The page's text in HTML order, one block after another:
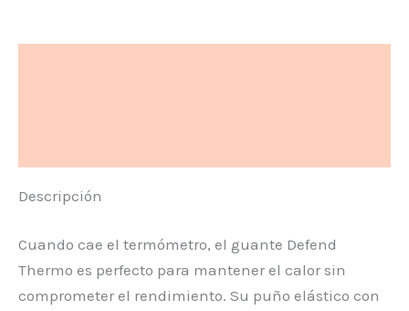
Descripción
Cuando cae el termómetro, el guante Defend
Thermo es perfecto para mantener el calor sin
comprometer el rendimiento. Su puño elástico con